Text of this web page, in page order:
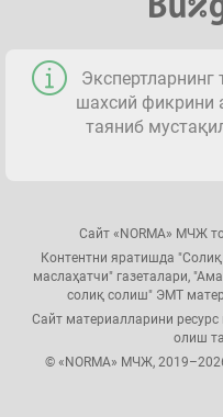
шахсий фикрини
таяниб
Сайт «NORMA» МЧЖ
Контентни яратишда
маслаҳатчи" газеталари,
солиқ солиш" ЭМТ
Сайт материалларини
олиш
© «NORMA» МЧЖ,